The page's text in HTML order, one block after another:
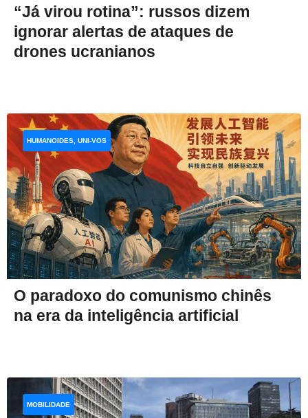
“Já virou rotina”: russos dizem
ignorar alertas de ataques de
drones ucranianos
O paradoxo do comunismo chinês
na era da inteligência artificial
HUMANOIDES, UNI-VOS
MOBILIDADE